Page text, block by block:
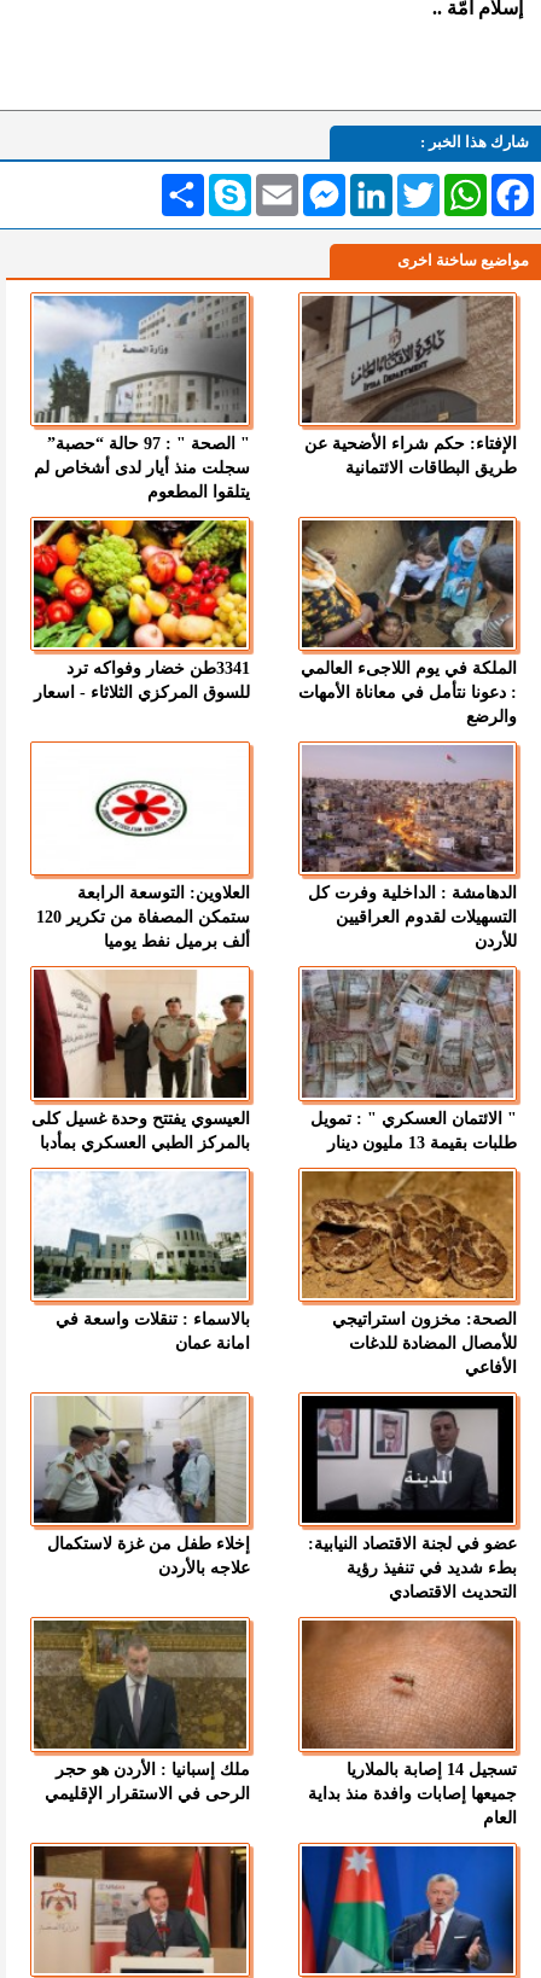
إسلام أمّة ..
شارك هذا الخبر :
انشر Skype Email
MessengerLinkedInTwitterWhatsAppFacebook
مواضيع ساخنة اخرى
الإفتاء: حكم شراء الأضحية عن
طريق البطاقات الائتمانية
" الصحة " : 97 حالة “حصبة”
سجلت منذ أيار لدى أشخاص لم
يتلقوا المطعوم
الملكة في يوم اللاجىء العالمي
: دعونا نتأمل في معاناة الأمهات
والرضع
3341طن خضار وفواكه ترد
للسوق المركزي الثلاثاء - اسعار
الدهامشة : الداخلية وفرت كل
التسهيلات لقدوم العراقيين
للأردن
العلاوين: التوسعة الرابعة
ستمكن المصفاة من تكرير 120
ألف برميل نفط يوميا
" الائتمان العسكري " : تمويل
طلبات بقيمة 13 مليون دينار
العيسوي يفتتح وحدة غسيل كلى
بالمركز الطبي العسكري بمأدبا
الصحة: مخزون استراتيجي
للأمصال المضادة للدغات
الأفاعي
بالاسماء : تنقلات واسعة في
امانة عمان
عضو في لجنة الاقتصاد النيابية:
بطء شديد في تنفيذ رؤية
التحديث الاقتصادي
إخلاء طفل من غزة لاستكمال
علاجه بالأردن
تسجيل 14 إصابة بالملاريا
جميعها إصابات وافدة منذ بداية
العام
ملك إسبانيا : الأردن هو حجر
الرحى في الاستقرار الإقليمي